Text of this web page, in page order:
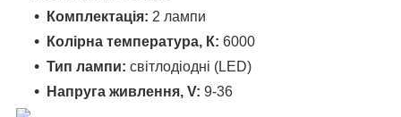
Комплектація: 2 лампи
Колірна температура, К: 6000
Тип лампи: світлодіодні (LED)
Напруга живлення, V: 9-36